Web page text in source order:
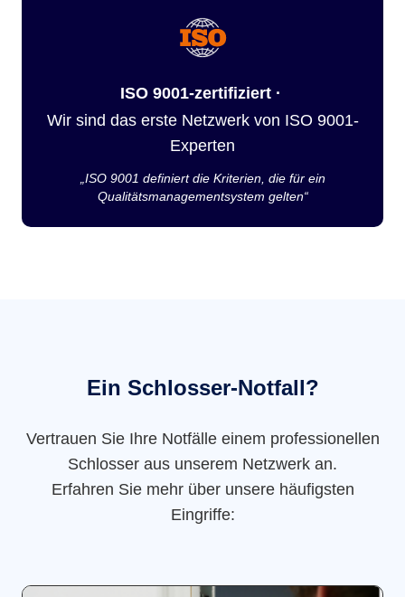
ISO 9001-zertifiziert ·
Wir sind das erste Netzwerk von ISO 9001-
Experten
„ISO 9001 definiert die Kriterien, die für ein
Qualitätsmanagementsystem gelten“
Ein Schlosser-Notfall?
Vertrauen Sie Ihre Notfälle einem professionellen
Schlosser aus unserem Netzwerk an.
Erfahren Sie mehr über unsere häufigsten
Eingriffe: